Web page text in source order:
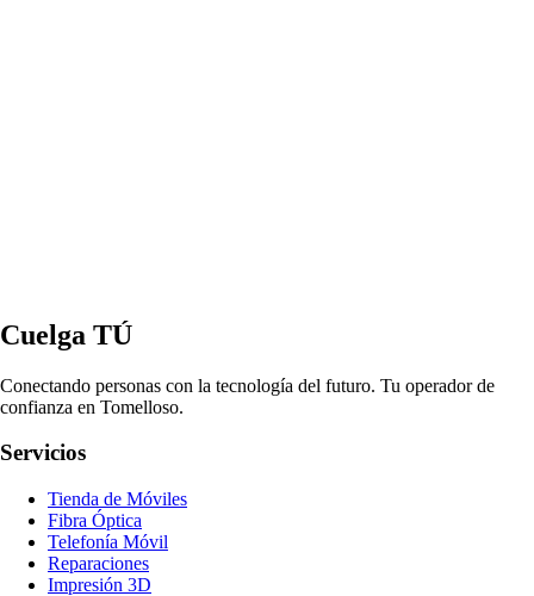
Cuelga TÚ
Conectando personas con la tecnología del futuro. Tu operador de
confianza en Tomelloso.
Servicios
Tienda de Móviles
Fibra Óptica
Telefonía Móvil
Reparaciones
Impresión 3D